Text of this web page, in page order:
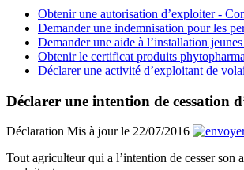
Obtenir une autorisation d’exploiter -
Demander une indemnisation pour les
Demander une aide à l’installation
Obtenir le certificat produits
Déclarer une activité d’exploitant de
Déclarer une intention de cessation
Déclaration Mis à jour le 22/07/2016
Tout agriculteur qui a l’intention de cesser